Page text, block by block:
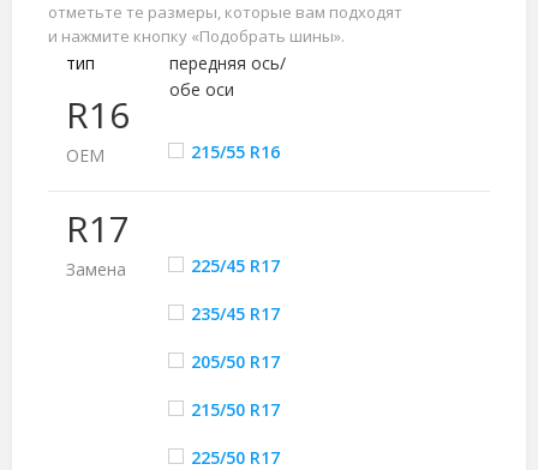
отметьте те размеры, которые вам подходят
и нажмите кнопку «Подобрать шины».
R16
тип
передняя ось/
обе оси
ОЕМ 215/55 R16
R17
Замена 225/45 R17
235/45 R17
205/50 R17
215/50 R17
225/50 R17